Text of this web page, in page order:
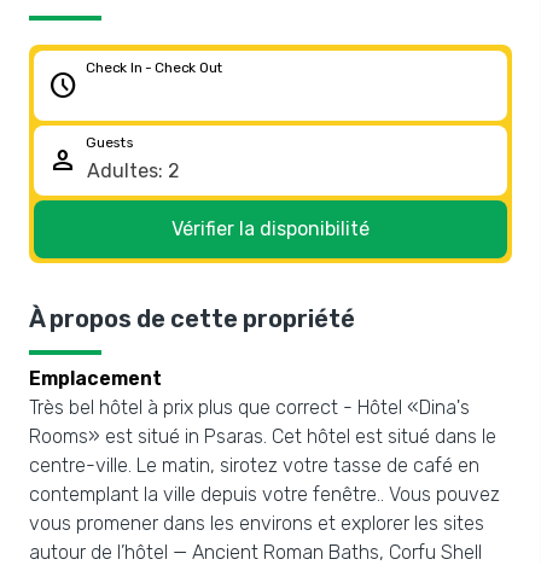
schedule
Check In - Check Out
person
Guests
Vérifier la disponibilité
À propos de cette propriété
Emplacement
Très bel hôtel à prix plus que correct - Hôtel «Dina's
Rooms» est situé in Psaras. Cet hôtel est situé dans le
centre-ville. Le matin, sirotez votre tasse de café en
contemplant la ville depuis votre fenêtre.. Vous pouvez
vous promener dans les environs et explorer les sites
autour de l’hôtel — Ancient Roman Baths, Corfu Shell